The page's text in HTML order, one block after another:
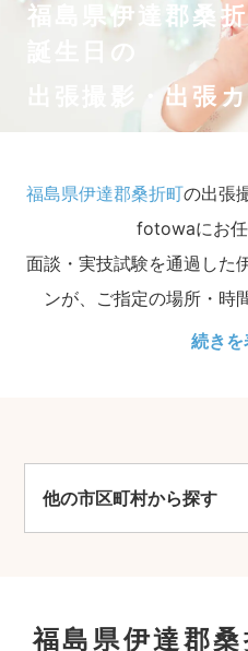
福島県伊達郡桑
誕生日の
出張撮影・出張
福島県伊達郡桑折町の出張
fotowaにお任
面談・実技試験を通過した
ンが、ご指定の場所・時
続きを
他の市区町村から探す
福島県伊達郡